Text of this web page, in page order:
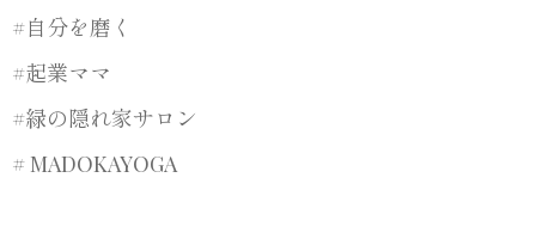
#自分を磨く
#起業ママ
#緑の隠れ家サロン
# MADOKAYOGA